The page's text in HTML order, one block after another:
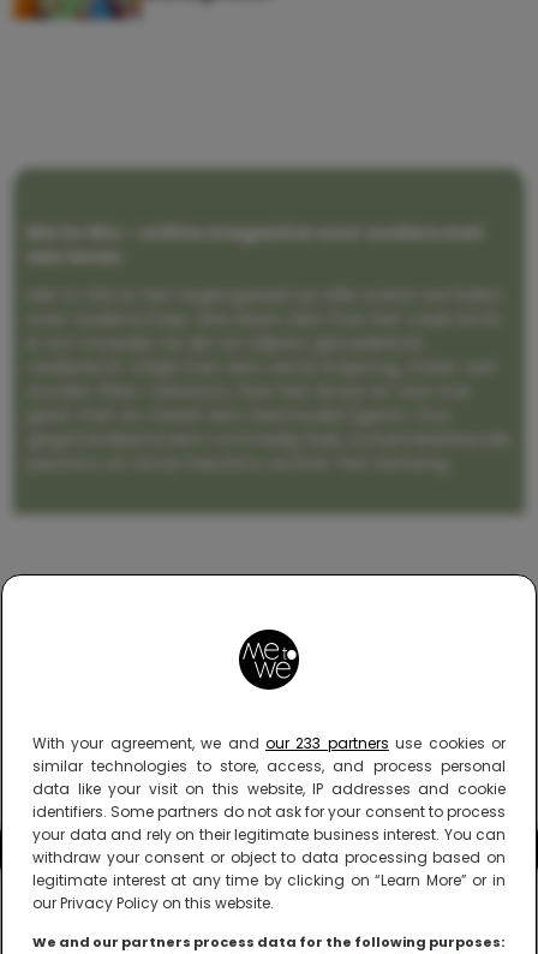
With your agreement, we and our 233 partners use cookies or
similar technologies to store, access, and process personal
data like your visit on this website, IP addresses and cookie
identifiers. Some partners do not ask for your consent to process
your data and rely on their legitimate business interest. You can
withdraw your consent or object to data processing based on
legitimate interest at any time by clicking on “Learn More” or in
our Privacy Policy on this website.
We and our partners process data for the following purposes:
Me to We – online magazine voor ouders met